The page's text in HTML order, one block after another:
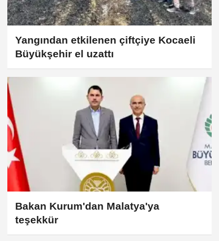
Yangından etkilenen çiftçiye Kocaeli
Büyükşehir el uzattı
Bakan Kurum'dan Malatya'ya
teşekkür